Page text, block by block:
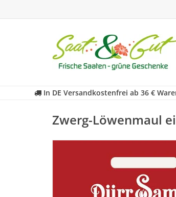
In DE Versandkostenfrei ab 36 €
Zwerg-Löwenmaul